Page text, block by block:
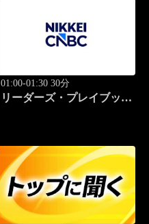
01:00-01:30 30分
リーダーズ・プレイブック